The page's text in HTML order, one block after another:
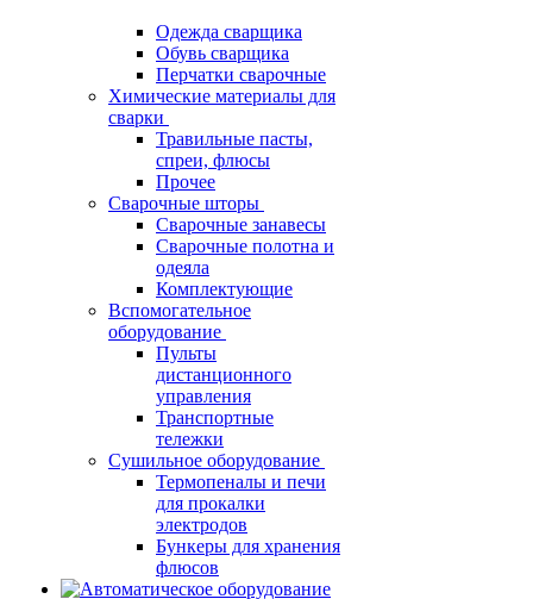
Одежда сварщика
Обувь сварщика
Перчатки сварочные
Химические материалы для
сварки
Травильные пасты,
спреи, флюсы
Прочее
Сварочные шторы
Сварочные занавесы
Сварочные полотна и
одеяла
Комплектующие
Вспомогательное
оборудование
Пульты
дистанционного
управления
Транспортные
тележки
Сушильное оборудование
Термопеналы и печи
для прокалки
электродов
Бункеры для хранения
флюсов